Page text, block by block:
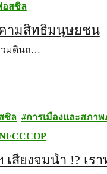
อสซิล
คามสิทธิมนุษยชน
วมดินถ…
ซิล
การเมืองและสภา
สี่ยงจมน้ำ !? เร